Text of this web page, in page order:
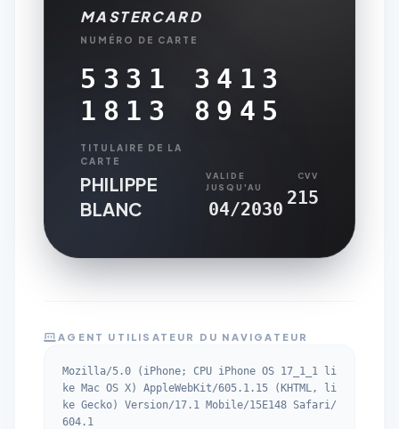
MASTERCARD
NUMÉRO DE CARTE
5331 3413
1813 8945
TITULAIRE DE LA
CARTE
PHILIPPE
BLANC
VALIDE
JUSQU'AU
04/2030
CVV
215
AGENT UTILISATEUR DU NAVIGATEUR
Mozilla/5.0 (iPhone; CPU iPhone OS 17_1_1 li
ke Mac OS X) AppleWebKit/605.1.15 (KHTML, li
ke Gecko) Version/17.1 Mobile/15E148 Safari/
604.1